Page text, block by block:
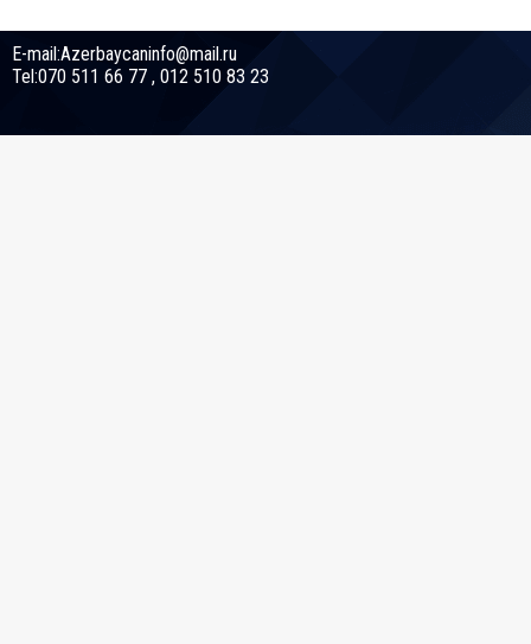
E-mail:Azerbaycaninfo@mail.ru
Tel:070 511 66 77 , 012 510 83 23